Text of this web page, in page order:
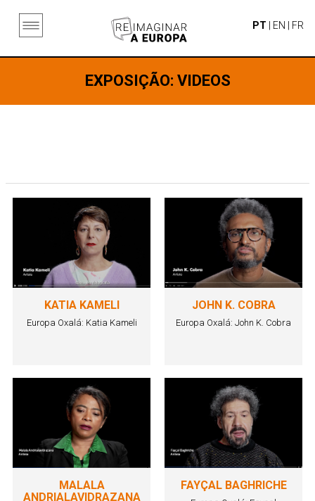
PT EN FR
EXPOSIÇÃO: VIDEOS
KATIA KAMELI
Europa Oxalá: Katia Kameli
JOHN K. COBRA
Europa Oxalá: John K. Cobra
MALALA
ANDRIALAVIDRAZANA
FAYÇAL BAGHRICHE